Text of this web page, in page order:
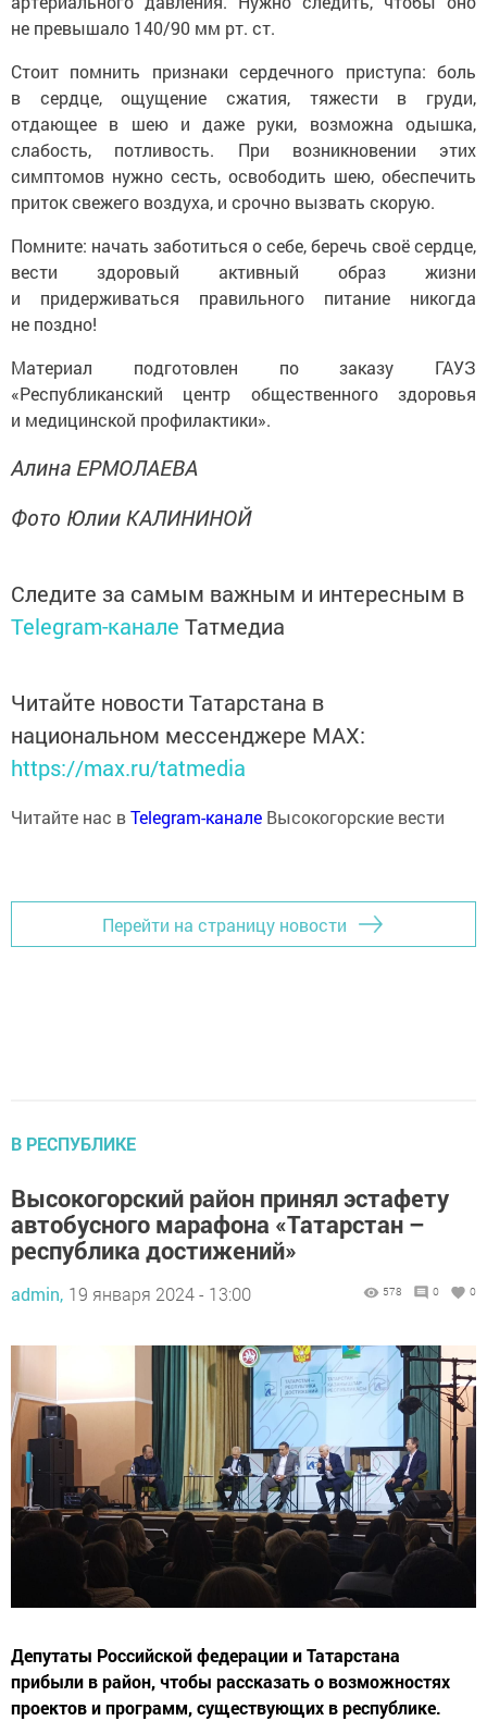
не превышало 140/90 мм рт. ст.
Стоит помнить признаки сердечного приступа: боль
в сердце, ощущение сжатия, тяжести в груди,
отдающее в шею и даже руки, возможна одышка,
слабость, потливость. При возникновении этих
симптомов нужно сесть, освободить шею, обеспечить
приток свежего воздуха, и срочно вызвать скорую.
Помните: начать заботиться о себе, беречь своё сердце,
вести здоровый активный образ жизни
и придерживаться правильного питание никогда
не поздно!
Материал подготовлен по заказу ГАУЗ
«Республиканский центр общественного здоровья
и медицинской профилактики».
Алина ЕРМОЛАЕВА
Фото Юлии КАЛИНИНОЙ
Следите за самым важным и интересным в
Telegram-канале Татмедиа
Читайте новости Татарстана в
национальном мессенджере MАХ:
https://max.ru/tatmedia
Читайте нас вTelegram-канале Высокогорские вести
Перейти на страницу новости
В РЕСПУБЛИКЕ
Высокогорский район принял эстафету
автобусного марафона «Татарстан –
республика достижений»
admin, 19 января 2024 - 13:00 578 0 0
Депутаты Российской федерации и Татарстана
прибыли в район, чтобы рассказать о возможностях
проектов и программ, существующих в республике.